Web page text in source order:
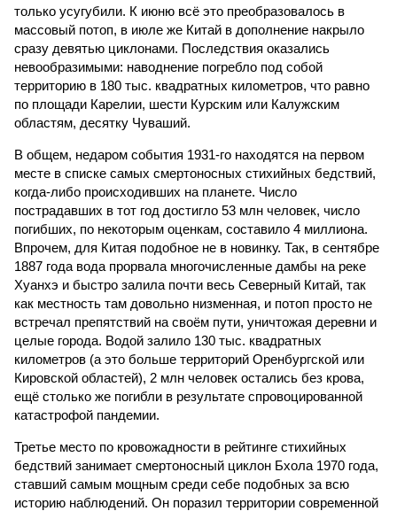
только усугубили. К июню всё это преобразовалось в
массовый потоп, в июле же Китай в дополнение накрыло
сразу девятью циклонами. Последствия оказались
невообразимыми: наводнение погребло под собой
территорию в 180 тыс. квадратных километров, что равно
по площади Карелии, шести Курским или Калужским
областям, десятку Чуваший.
В общем, недаром события 1931-го находятся на первом
месте в списке самых смертоносных стихийных бедствий,
когда-либо происходивших на планете. Число
пострадавших в тот год достигло 53 млн человек, число
погибших, по некоторым оценкам, составило 4 миллиона.
Впрочем, для Китая подобное не в новинку. Так, в сентябре
1887 года вода прорвала многочисленные дамбы на реке
Хуанхэ и быстро залила почти весь Северный Китай, так
как местность там довольно низменная, и потоп просто не
встречал препятствий на своём пути, уничтожая деревни и
целые города. Водой залило 130 тыс. квадратных
километров (а это больше территорий Оренбургской или
Кировской областей), 2 млн человек остались без крова,
ещё столько же погибли в результате спровоцированной
катастрофой пандемии.
Третье место по кровожадности в рейтинге стихийных
бедствий занимает смертоносный циклон Бхола 1970 года,
ставший самым мощным среди себе подобных за всю
историю наблюдений. Он поразил территории современной